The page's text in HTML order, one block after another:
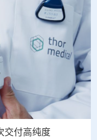
交付高纯度